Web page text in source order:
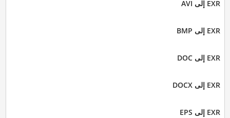
EXR إلى AVI
EXR إلى BMP
EXR إلى DOC
EXR إلى DOCX
EXR إلى EPS